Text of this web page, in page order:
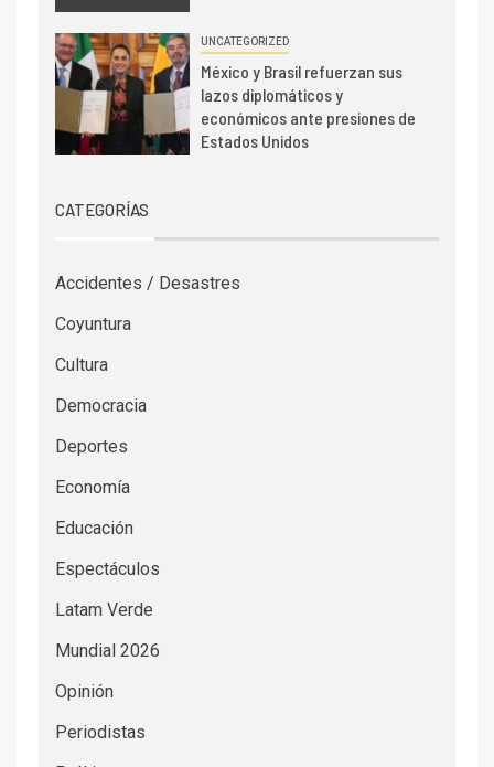
UNCATEGORIZED
México y Brasil refuerzan sus
lazos diplomáticos y
económicos ante presiones de
Estados Unidos
CATEGORÍAS
Accidentes / Desastres
Coyuntura
Cultura
Democracia
Deportes
Economía
Educación
Espectáculos
Latam Verde
Mundial 2026
Opinión
Periodistas